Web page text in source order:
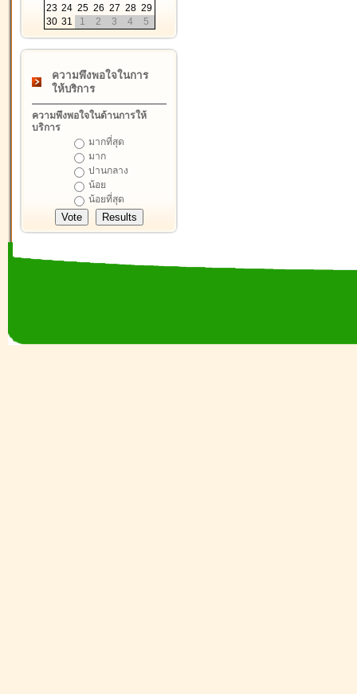
23 24 25 26 27 28 29
30 31 1 2 3 4 5
ความพึงพอใจในการ
ให้บริการ
ความพึงพอใจในด้านการให้
บริการ
มากที่สุด
มาก
ปานกลาง
น้อย
น้อยที่สุด